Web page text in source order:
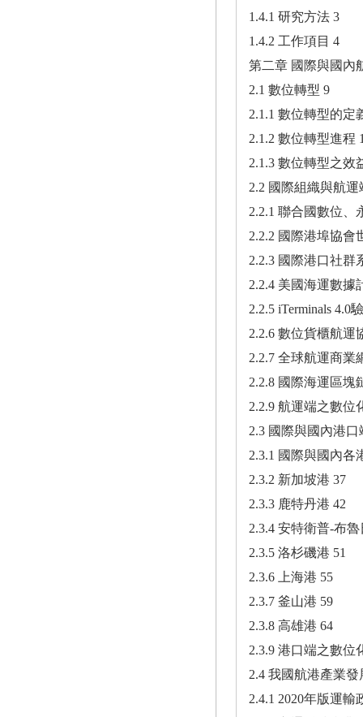
1.4.1 研究方法 3
1.4.2 工作項目 4
第二章 國際與國內
2.1 數位轉型 9
2.1.1 數位轉型的定
2.1.2 數位轉型進程
2.1.3 數位轉型之效
2.2 國際組織與航
2.2.1 聯合國數位、
2.2.2 國際港埠協會
2.2.3 國際港口社群
2.2.4 美國海運數據
2.2.5 iTerminals 4.0
2.2.6 數位貨櫃航運
2.2.7 全球航運商業
2.2.8 國際海運區塊
2.2.9 航運端之數位
2.3 國際與國內港
2.3.1 國際與國內各
2.3.2 新加坡港 37
2.3.3 鹿特丹港 42
2.3.4 安特衛普-布魯
2.3.5 洛杉磯港 51
2.3.6 上海港 55
2.3.7 釜山港 59
2.3.8 高雄港 64
2.3.9 港口端之數位
2.4 我國航港產業發
2.4.1 2020年版運輸